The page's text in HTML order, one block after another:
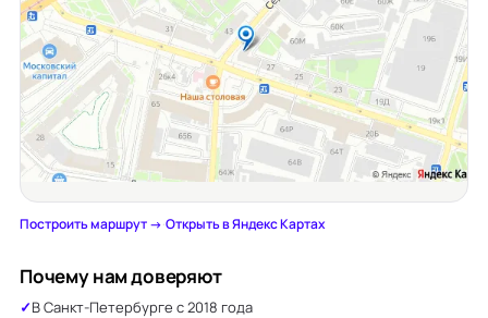
Построить маршрут →·Открыть в Яндекс Картах
Почему нам доверяют
В Санкт-Петербурге с 2018 года